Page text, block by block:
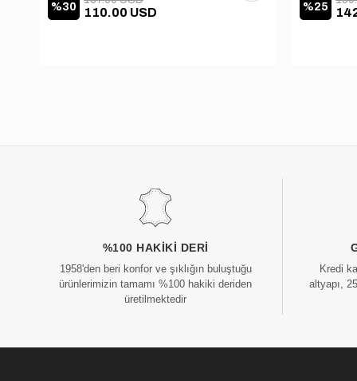
%30 110.00 USD %25
%100 HAKIKI DERI
1958'den beri konfor ve şıklığın buluştuğu
ürünlerimizin tamamı %100 hakiki deriden
üretilmektedir
Kredi
altyapı,